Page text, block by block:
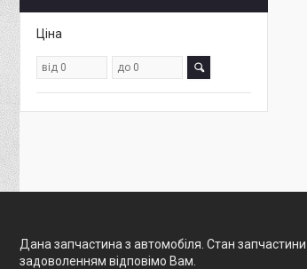
Ціна
Дана запчастина з автомобіля. Стан
задоволенням відповімо Вам.